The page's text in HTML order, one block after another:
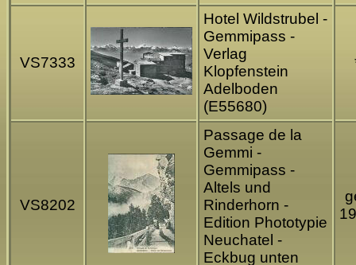
VS7333
Hotel Wildstrubel -
Gemmipass -
Verlag
Klopfenstein
Adelboden
(E55680)
VS8202
Passage de la
Gemmi -
Gemmipass -
Altels und
Rinderhorn -
Edition Phototypie
Neuchatel -
Eckbug unten